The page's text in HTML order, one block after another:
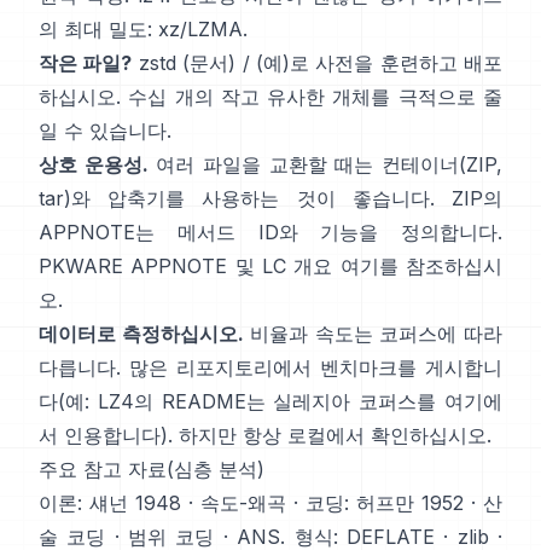
의 최대 밀도: xz/LZMA.
작은 파일? zstd (문서) / (예)로 사전을 훈련하고 배포
하십시오. 수십 개의 작고 유사한 개체를 극적으로 줄
일 수 있습니다.
상호 운용성. 여러 파일을 교환할 때는 컨테이너(ZIP,
tar)와 압축기를 사용하는 것이 좋습니다. ZIP의
APPNOTE는 메서드 ID와 기능을 정의합니다.
PKWARE APPNOTE 및 LC 개요 여기를 참조하십시
오.
데이터로 측정하십시오. 비율과 속도는 코퍼스에 따라
다릅니다. 많은 리포지토리에서 벤치마크를 게시합니
다(예: LZ4의 README는 실레지아 코퍼스를 여기에
서 인용합니다). 하지만 항상 로컬에서 확인하십시오.
주요 참고 자료(심층 분석)
이론: 섀넌 1948 · 속도-왜곡 · 코딩: 허프만 1952 · 산
술 코딩 · 범위 코딩 · ANS. 형식: DEFLATE · zlib ·